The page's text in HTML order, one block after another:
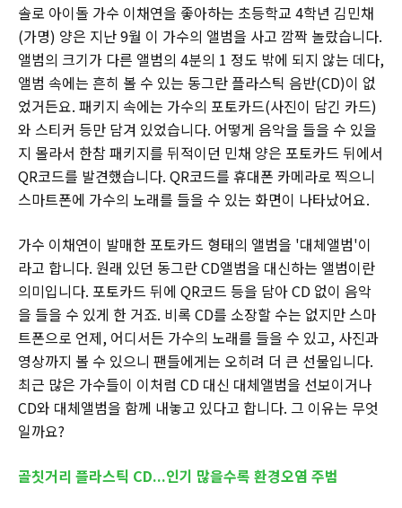
솔로 아이돌 가수 이채연을 좋아하는 초등학교 4학년 김민채
(가명) 양은 지난 9월 이 가수의 앨범을 사고 깜짝 놀랐습니다.
앨범의 크기가 다른 앨범의 4분의 1 정도 밖에 되지 않는 데다,
앨범 속에는 흔히 볼 수 있는 동그란 플라스틱 음반(CD)이 없
었거든요. 패키지 속에는 가수의 포토카드(사진이 담긴 카드)
와 스티커 등만 담겨 있었습니다. 어떻게 음악을 들을 수 있을
지 몰라서 한참 패키지를 뒤적이던 민채 양은 포토카드 뒤에서
QR코드를 발견했습니다. QR코드를 휴대폰 카메라로 찍으니
스마트폰에 가수의 노래를 들을 수 있는 화면이 나타났어요.
가수 이채연이 발매한 포토카드 형태의 앨범을 '대체앨범'이
라고 합니다. 원래 있던 동그란 CD앨범을 대신하는 앨범이란
의미입니다. 포토카드 뒤에 QR코드 등을 담아 CD 없이 음악
을 들을 수 있게 한 거죠. 비록 CD를 소장할 수는 없지만 스마
트폰으로 언제, 어디서든 가수의 노래를 들을 수 있고, 사진과
영상까지 볼 수 있으니 팬들에게는 오히려 더 큰 선물입니다.
최근 많은 가수들이 이처럼 CD 대신 대체앨범을 선보이거나
CD와 대체앨범을 함께 내놓고 있다고 합니다. 그 이유는 무엇
일까요?
골칫거리 플라스틱 CD...인기 많을수록 환경오염 주범